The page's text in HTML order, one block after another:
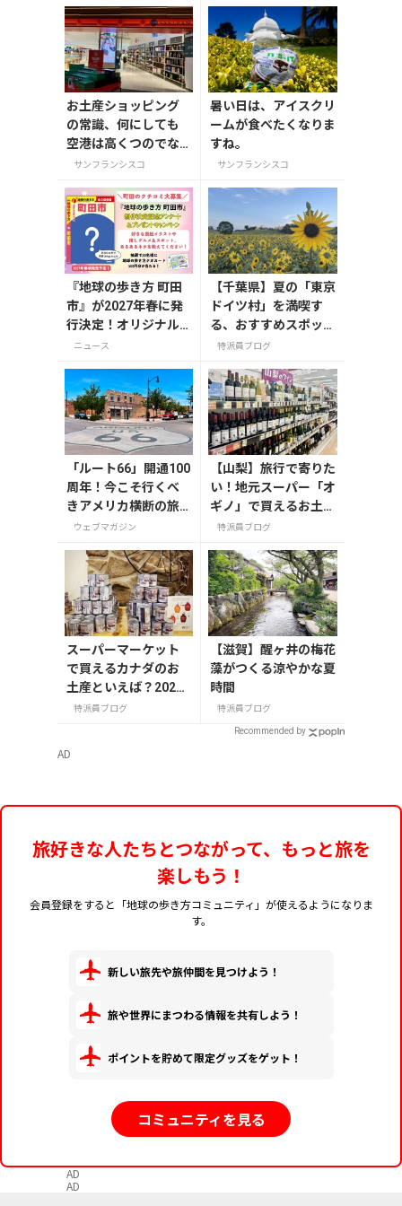
お土産ショッピング
の常識、何にしても
空港は高くつのでな
るべくなら市中で買
サンフランシスコ
暑い日は、アイスクリ
ームが食べたくなりま
すね。
サンフランシスコ
『地球の歩き方 町田
市』が2027年春に発
行決定！オリジナル
グッズが当たる発行
中
ニュース
【千葉県】夏の「東京
ドイツ村」を満喫す
る、おすすめスポット
3選
特派員ブログ
「ルート66」開通100
周年！今こそ行くべ
きアメリカ横断の旅
【今旅2026】
ウェブマガジン
【山梨】旅行で寄りた
い！地元スーパー「オ
ギノ」で買えるお土産
4選
特派員ブログ
スーパーマーケット
で買えるカナダのお
土産といえば？2025
年版
特派員ブログ
【滋賀】醒ヶ井の梅花
藻がつくる涼やかな夏
時間
特派員ブログ
Recommended by
AD
旅好きな人たちとつながって、もっと旅を
楽しもう！
会員登録をすると「地球の歩き方コミュニティ」が使えるようになりま
す。
新しい旅先や旅仲間を見つけよう！
旅や世界にまつわる情報を共有しよう！
ポイントを貯めて限定グッズをゲット！
コミュニティを見る
AD
AD